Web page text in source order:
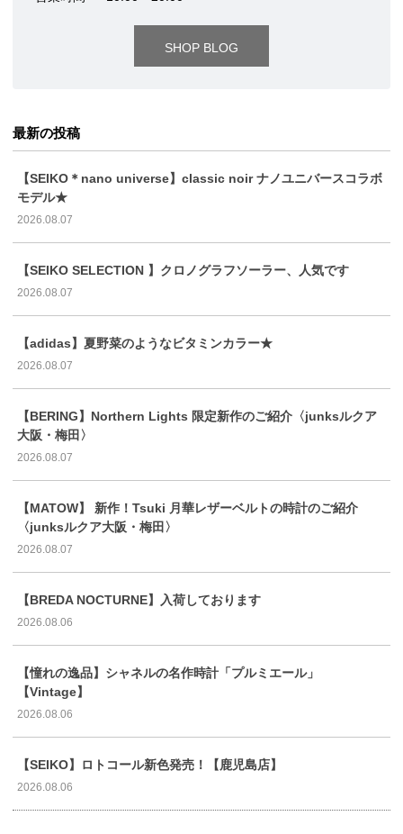
SHOP BLOG
最新の投稿
【SEIKO＊nano universe】classic noir ナノユニバースコラボ
モデル★
2026.08.07
【SEIKO SELECTION 】クロノグラフソーラー、人気です
2026.08.07
【adidas】夏野菜のようなビタミンカラー★
2026.08.07
【BERING】Northern Lights 限定新作のご紹介〈junksルクア
大阪・梅田〉
2026.08.07
【MATOW】 新作！Tsuki 月華レザーベルトの時計のご紹介
〈junksルクア大阪・梅田〉
2026.08.07
【BREDA NOCTURNE】入荷しております
2026.08.06
【憧れの逸品】シャネルの名作時計「プルミエール」
【Vintage】
2026.08.06
【SEIKO】ロトコール新色発売！【鹿児島店】
2026.08.06